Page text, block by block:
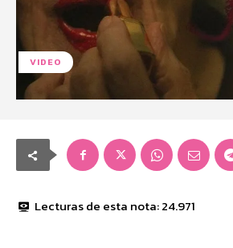
VIDEO
Lecturas de esta nota:24.971